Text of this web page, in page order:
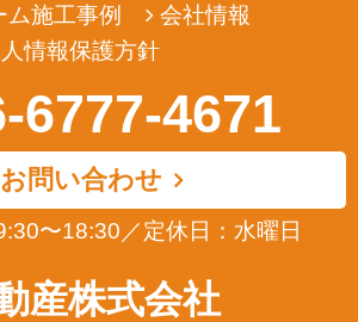
皆様から提供していただいた個人情報を、正
を除き、その同意なくして第三者に開示若し
ありません。また、その場合においても、正
、個人情報が第三者から更に開示、提供若し
のないよう努めます。
皆様が提供された個人情報の確認、訂正など
、そのご希望に対応致します。
施工事例
会社情報
情報保護方針
6777-4671
お問い合わせ
〜18:30／定休日：水曜日
産株式会社